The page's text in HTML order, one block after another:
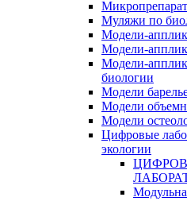
Муляжи по
Модели-
Модели-
Модели-
биологии
Модели
Модели
Модели
Цифровые
экологии